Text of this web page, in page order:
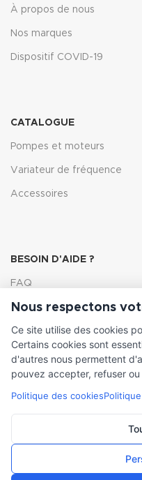
À propos de nous
Nos marques
Dispositif COVID-19
CATALOGUE
Pompes et moteurs
Variateur de fréquence
Accessoires
BESOIN D'AIDE ?
FAQ
Lexique
Comment choisir ma
INFORMATIONS LÉGALES
Mentions légales
Nous respectons
Ce site utilise des cookies
Certains cookies sont
d'autres nous permettent
pouvez accepter, refuser
Politique des cookies